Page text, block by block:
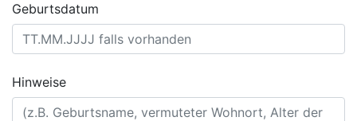
Geburtsdatum
Hinweise